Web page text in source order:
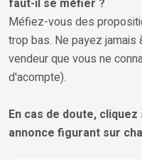
faut-il se méfier ?
Méfiez-vous des
trop bas. Ne payez jamais
vendeur que vous ne
d'acompte).
En cas de doute,
annonce figurant sur